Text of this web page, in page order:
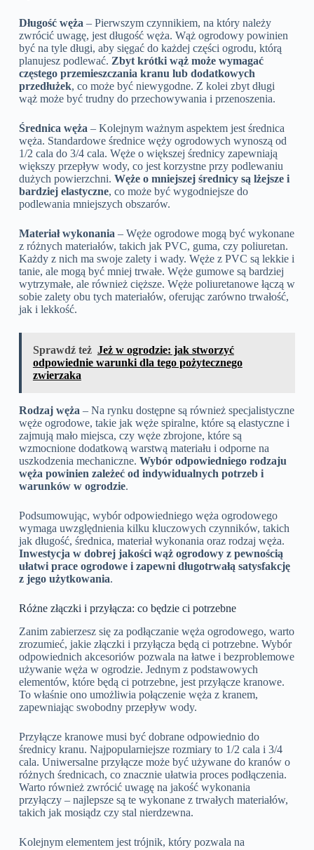
Długość węża – Pierwszym czynnikiem, na który należy
zwrócić uwagę, jest długość węża. Wąż ogrodowy powinien
być na tyle długi, aby sięgać do każdej części ogrodu, którą
planujesz podlewać. Zbyt krótki wąż może wymagać
częstego przemieszczania kranu lub dodatkowych
przedłużek, co może być niewygodne. Z kolei zbyt długi
wąż może być trudny do przechowywania i przenoszenia.
Średnica węża – Kolejnym ważnym aspektem jest średnica
węża. Standardowe średnice węży ogrodowych wynoszą od
1/2 cala do 3/4 cala. Węże o większej średnicy zapewniają
większy przepływ wody, co jest korzystne przy podlewaniu
dużych powierzchni. Węże o mniejszej średnicy są lżejsze i
bardziej elastyczne, co może być wygodniejsze do
podlewania mniejszych obszarów.
Materiał wykonania – Węże ogrodowe mogą być wykonane
z różnych materiałów, takich jak PVC, guma, czy poliuretan.
Każdy z nich ma swoje zalety i wady. Węże z PVC są lekkie i
tanie, ale mogą być mniej trwałe. Węże gumowe są bardziej
wytrzymałe, ale również cięższe. Węże poliuretanowe łączą w
sobie zalety obu tych materiałów, oferując zarówno trwałość,
jak i lekkość.
Sprawdź też Jeż w ogrodzie: jak stworzyć
odpowiednie warunki dla tego pożytecznego
zwierzaka
Rodzaj węża – Na rynku dostępne są również specjalistyczne
węże ogrodowe, takie jak węże spiralne, które są elastyczne i
zajmują mało miejsca, czy węże zbrojone, które są
wzmocnione dodatkową warstwą materiału i odporne na
uszkodzenia mechaniczne. Wybór odpowiedniego rodzaju
węża powinien zależeć od indywidualnych potrzeb i
warunków w ogrodzie.
Podsumowując, wybór odpowiedniego węża ogrodowego
wymaga uwzględnienia kilku kluczowych czynników, takich
jak długość, średnica, materiał wykonania oraz rodzaj węża.
Inwestycja w dobrej jakości wąż ogrodowy z pewnością
ułatwi prace ogrodowe i zapewni długotrwałą satysfakcję
z jego użytkowania.
Różne złączki i przyłącza: co będzie ci potrzebne
Zanim zabierzesz się za podłączanie węża ogrodowego, warto
zrozumieć, jakie złączki i przyłącza będą ci potrzebne. Wybór
odpowiednich akcesoriów pozwala na łatwe i bezproblemowe
używanie węża w ogrodzie. Jednym z podstawowych
elementów, które będą ci potrzebne, jest przyłącze kranowe.
To właśnie ono umożliwia połączenie węża z kranem,
zapewniając swobodny przepływ wody.
Przyłącze kranowe musi być dobrane odpowiednio do
średnicy kranu. Najpopularniejsze rozmiary to 1/2 cala i 3/4
cala. Uniwersalne przyłącze może być używane do kranów o
różnych średnicach, co znacznie ułatwia proces podłączenia.
Warto również zwrócić uwagę na jakość wykonania
przyłączy – najlepsze są te wykonane z trwałych materiałów,
takich jak mosiądz czy stal nierdzewna.
Kolejnym elementem jest trójnik, który pozwala na